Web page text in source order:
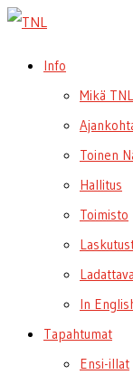
Info
Mikä
Toinen
Hallitus
Toimisto
In
Tapahtumat
Ensi-illat